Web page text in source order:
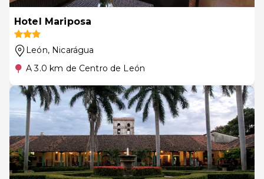
Hotel Mariposa
León, Nicarágua
A 3.0 km de Centro de León